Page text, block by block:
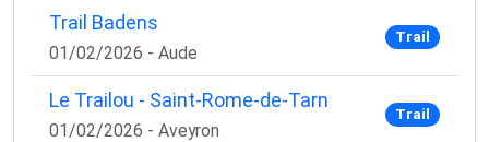
Trail Badens
01/02/2026 - Aude
Trail
Le Trailou - Saint-Rome-de-Tarn
01/02/2026 - Aveyron
Trail